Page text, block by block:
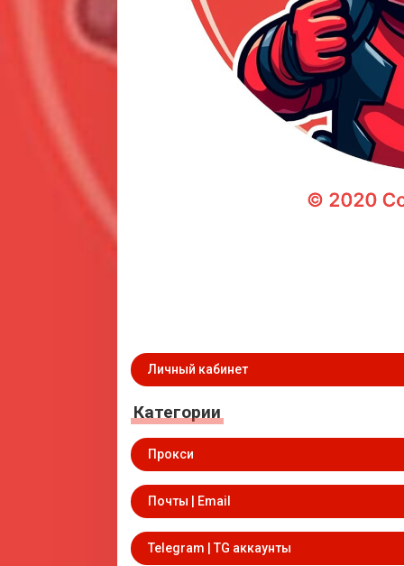
Личный кабинет
Категории
Прокси
Почты | Email
Telegram | TG аккаунты